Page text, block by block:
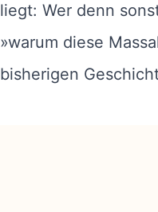
liegt: Wer denn
»warum diese
bisherigen